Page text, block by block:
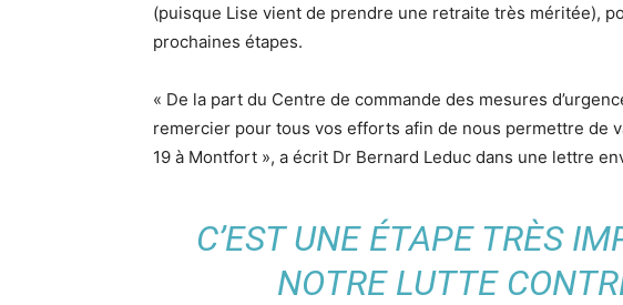
(puisque Lise vient de prendre une retraite très méritée),
prochaines étapes.
« De la part du Centre de commande des mesures
remercier pour tous vos efforts afin de nous permettre de
19 à Montfort », a écrit Dr Bernard Leduc dans une lettre
C’EST UNE ÉTAPE TRÈS
NOTRE LUTTE